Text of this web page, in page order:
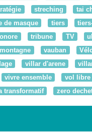
streching tai
de masque tiers
tribune TV
vauban
villar d'arene
vivre ensemble vol libre
transformatif zero